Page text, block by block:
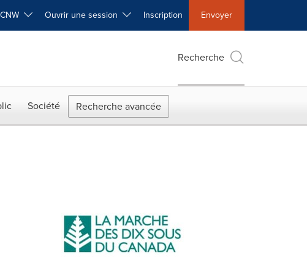
Ouvrir une session Inscription Envoyer
Recherche
Société Recherche avancée